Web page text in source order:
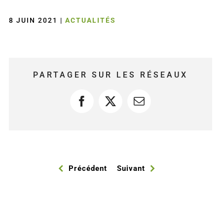
8 JUIN 2021 | ACTUALITÉS
PARTAGER SUR LES RÉSEAUX
Facebook
X Courriel
Précédent Suivant